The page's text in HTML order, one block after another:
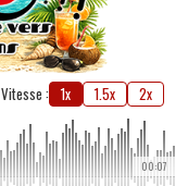
Vitesse : 1x 1.5x 2x
00:07